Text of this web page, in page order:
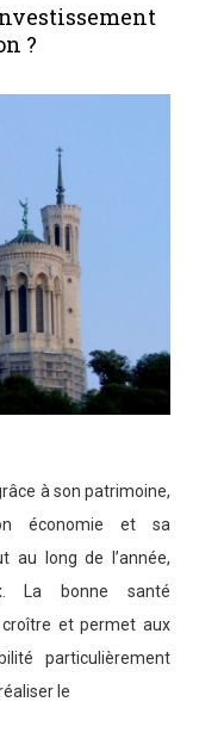
?
à son patrimoine,
économie et sa
au long de l’année,
La bonne santé
et permet aux
particulièrement
le